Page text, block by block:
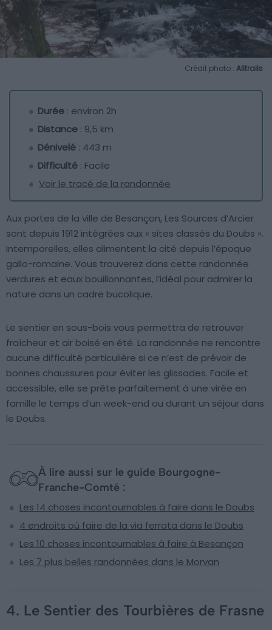
Crédit photo : Alltrails
Durée : environ 2h
Distance : 9,5 km
Dénivelé : 443 m
Difficulté : Facile
Voir le tracé de la randonnée
Aux portes de la ville de Besançon, Les Sources d’Arcier
sont depuis 1912 intégrées aux « sites classés du Doubs ».
Intemporelles, elles alimentent la cité depuis l’époque
gallo-romaine. Vous trouverez dans cette randonnée
verdures et eaux bouillonnantes, l’idéal pour admirer la
nature dans un cadre bucolique.
Le sentier en sous-bois vous permettra de retrouver
fraîcheur et air boisé en été. La randonnée ne rencontre
aucune difficulté particulière si ce n’est de prévoir de
bonnes chaussures pour éviter les glissades. Facile et
accessible, elle se prête parfaitement à une virée en
famille le temps d’un week-end ou durant un séjour dans
le Doubs.
À lire aussi sur le guide Bourgogne-
Franche-Comté :
Les 14 choses incontournables à faire dans le Doubs
4 endroits où faire de la via ferrata dans le Doubs
Les 10 choses incontournables à faire à Besançon
Les 7 plus belles randonnées dans le Morvan
4. Le Sentier des Tourbières de Frasne